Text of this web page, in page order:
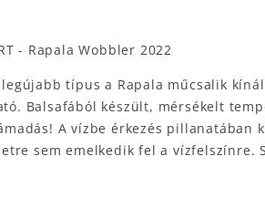
- Rapala Wobbler 2022
legújabb típus a Rapala műcsalik
Balsafából készült, mérsékelt
A vízbe érkezés
sem emelkedik fel a